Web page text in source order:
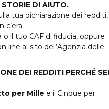
DI AIUTO.
tua dichiarazione dei redditi,
c’era.
il tuo CAF di fiducia, oppure
line al sito dell’Agenzia delle
DEI REDDITI PERCHÉ SEI
per Mille e il Cinque per